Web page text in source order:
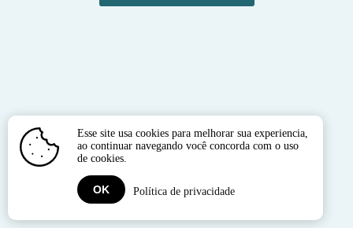
Esse site usa cookies para melhorar sua experiencia,
ao continuar navegando você concorda com o uso
de cookies.
OK Política de privacidade